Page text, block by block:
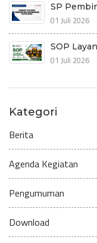
SP
01 Juli 2026
SOP
01 Juli 2026
Kategori
Berita
Agenda Kegiatan
Pengumuman
Download